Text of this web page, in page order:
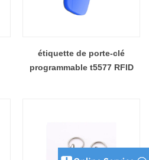
étiquette de porte-clé
programmable t5577 RFID